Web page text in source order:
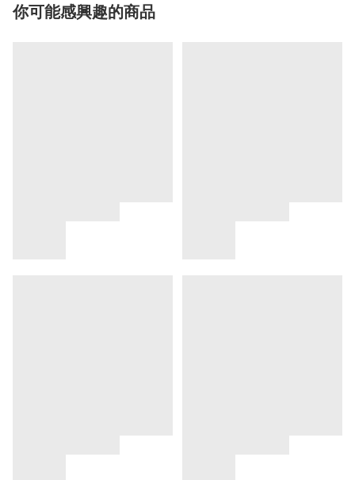
你可能感興趣的商品